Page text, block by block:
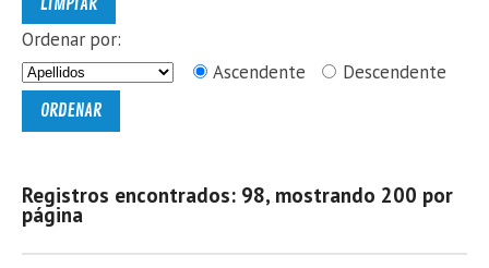
Ordenar por:
Ascendente
Descendente
Registros encontrados: 98, mostrando 200 por
página